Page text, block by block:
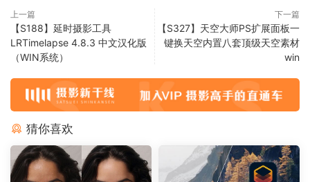
上一篇
【S188】延时摄影工具
LRTimelapse 4.8.3 中文汉化版
（WIN系统）
下一篇
【S327】天空大师PS扩展面板一
键换天空内置八套顶级天空素材
win
猜你喜欢